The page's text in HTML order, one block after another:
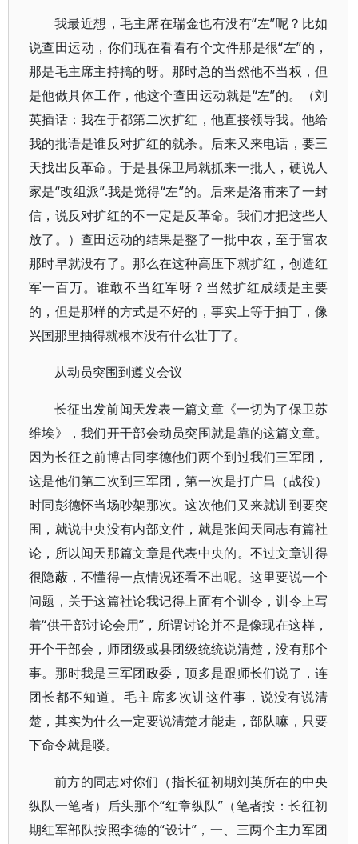
我最近想，毛主席在瑞金也有没有“左”呢？比如
说查田运动，你们现在看看有个文件那是很“左”的，
那是毛主席主持搞的呀。那时总的当然他不当权，但
是他做具体工作，他这个查田运动就是“左”的。（刘
英插话：我在于都第二次扩红，他直接领导我。他给
我的批语是谁反对扩红的就杀。后来又来电话，要三
天找出反革命。于是县保卫局就抓来一批人，硬说人
家是“改组派”.我是觉得“左”的。后来是洛甫来了一封
信，说反对扩红的不一定是反革命。我们才把这些人
放了。）查田运动的结果是整了一批中农，至于富农
那时早就没有了。那么在这种高压下就扩红，创造红
军一百万。谁敢不当红军呀？当然扩红成绩是主要
的，但是那样的方式是不好的，事实上等于抽丁，像
兴国那里抽得就根本没有什么壮丁了。
从动员突围到遵义会议
长征出发前闻天发表一篇文章《一切为了保卫苏
维埃》，我们开干部会动员突围就是靠的这篇文章。
因为长征之前博古同李德他们两个到过我们三军团，
这是他们第二次到三军团，第一次是打广昌（战役）
时同彭德怀当场吵架那次。这次他们又来就讲到要突
围，就说中央没有内部文件，就是张闻天同志有篇社
论，所以闻天那篇文章是代表中央的。不过文章讲得
很隐蔽，不懂得一点情况还看不出呢。这里要说一个
问题，关于这篇社论我记得上面有个训令，训令上写
着“供干部讨论会用”，所谓讨论并不是像现在这样，
开个干部会，师团级或县团级统统说清楚，没有那个
事。那时我是三军团政委，顶多是跟师长们说了，连
团长都不知道。毛主席多次讲这件事，说没有说清
楚，其实为什么一定要说清楚才能走，部队嘛，只要
下命令就是喽。
前方的同志对你们（指长征初期刘英所在的中央
纵队一笔者）后头那个“红章纵队”（笔者按：长征初
期红军部队按照李德的“设计”，一、三两个主力军团